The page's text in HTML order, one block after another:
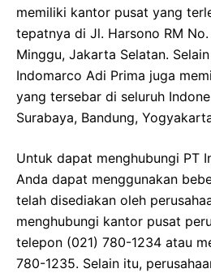
memiliki kantor pusat yang
tepatnya di Jl. Harsono RM No.
Minggu, Jakarta Selatan.
Indomarco Adi Prima juga
yang tersebar di seluruh
Surabaya, Bandung,
Untuk dapat menghubungi PT
Anda dapat menggunakan
telah disediakan oleh
menghubungi kantor pusat
telepon (021) 780-1234 atau
780-1235. Selain itu,